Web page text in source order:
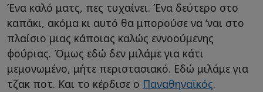
Ένα καλό ματς, πες τυχαίνει. Ένα δεύτερο στο
καπάκι, ακόμα κι αυτό θα μπορούσε να ‘ναι στο
πλαίσιο μιας κάποιας καλώς εννοούμενης
φούριας. Όμως εδώ δεν μιλάμε για κάτι
μεμονωμένο, μήτε περιστασιακό. Εδώ μιλάμε για
τζακ ποτ. Και το κέρδισε ο Παναθηναϊκός.